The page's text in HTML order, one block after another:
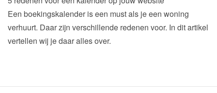
Een boekingskalender is een must als je een woning
verhuurt. Daar zijn verschillende redenen voor. In dit artikel
vertellen wij je daar alles over.